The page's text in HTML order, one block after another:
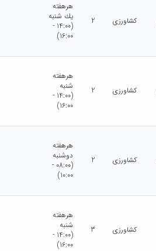
کشاورزی 2
هرهفته
يك شنبه
(14:00 -
16:00)
کشاورزی 2
هرهفته
شنبه
(14:00 -
16:00)
کشاورزی 2
هرهفته
دوشنبه
(08:00 -
10:00)
کشاورزی 3
هرهفته
شنبه
(14:00 -
16:00)